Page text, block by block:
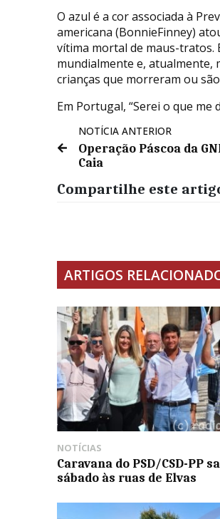
O azul é a cor associada à
americana (BonnieFinney)
vítima mortal de maus-tratos.
mundialmente e, atualmente,
crianças que morreram ou
Em Portugal, “Serei o que
NOTÍCIA ANTERIOR
Operação Páscoa da
Caia
Compartilhe este
ARTIGOS
NOTÍCIAS
Caravana do PSD/CSD-PP
sábado às ruas de Elvas